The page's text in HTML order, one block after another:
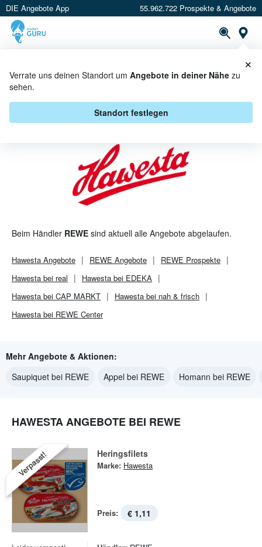
DIE Angebote App 55.962.722 Prospekte & Angebote
Verrate uns deinen Standort um Angebote in deiner Nähe zu
sehen.
Standort festlegen
×
HAWESTA BEI REWE - ANGEBOTE
& AKTIONEN
Beim Händler REWE sind aktuell alle Angebote abgelaufen.
Hawesta Angebote REWE Angebote REWE Prospekte
Hawesta bei real
Hawesta bei EDEKA
Hawesta bei CAP MARKT
Hawesta bei nah & frisch
Hawesta bei REWE Center
Mehr Angebote & Aktionen:
Saupiquet bei REWE
Appel bei REWE Homann bei REWE
HAWESTA ANGEBOTE BEI REWE
Verpasst! Heringsfilets
Marke: Hawesta
Preis: € 1,11